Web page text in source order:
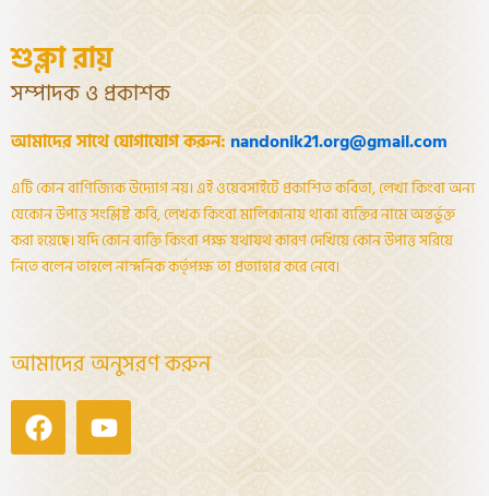
শুক্লা রায়
সম্পাদক ও প্রকাশক
আমাদের সাথে যোগাযোগ করুন: nandonik21.org@gmail.com
এটি কোন বাণিজ্যিক উদ্যোগ নয়। এই ওয়েবসাইটে প্রকাশিত কবিতা, লেখা কিংবা অন্য
যেকোন উপাত্ত সংশ্লিষ্ট কবি, লেখক কিংবা মালিকানায় থাকা ব্যক্তির নামে অন্তর্ভূক্ত
করা হয়েছে। যদি কোন ব্যক্তি কিংবা পক্ষ যথাযথ কারণ দেখিয়ে কোন উপাত্ত সরিয়ে
নিতে বলেন তাহলে নান্দনিক কর্তৃপক্ষ তা প্রত্যাহার করে নেবে।
আমাদের অনুসরণ করুন
FacebookYoutube